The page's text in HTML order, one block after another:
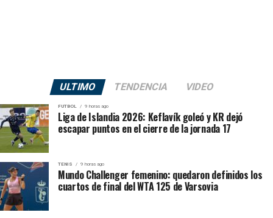
Once Caldas 0-1 América de Cali
Competencia:Liga BetPlay II 2026
Jornada:
3
Estadio: Palogrande
Ciudad:Manizales
Árbitro:
Resultado al descanso:0-0
Gol
ULTIMO TENDENCIA VIDEO
FUTBOL 9 horas ago
Liga de Islandia 2026: Keflavík goleó y KR dejó
escapar puntos en el cierre de la jornada 17
TENIS 9 horas ago
Mundo Challenger femenino: quedaron definidos los
cuartos de final del WTA 125 de Varsovia